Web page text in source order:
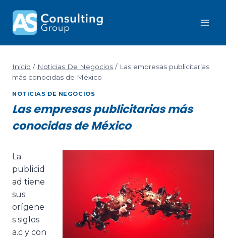
Inicio / Noticias De Negocios / Las empresas publicitarias
más conocidas de México
NOTICIAS DE NEGOCIOS
Las empresas publicitarias más
conocidas de México
La
publicid
ad tiene
sus
orígene
s siglos
a.c y con